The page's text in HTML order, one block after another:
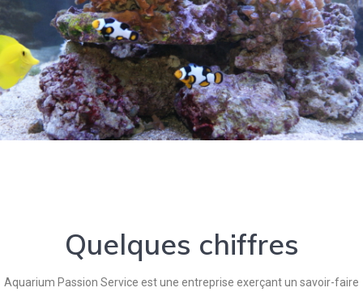
Quelques chiffres
Aquarium Passion Service est une entreprise exerçant un savoir-faire